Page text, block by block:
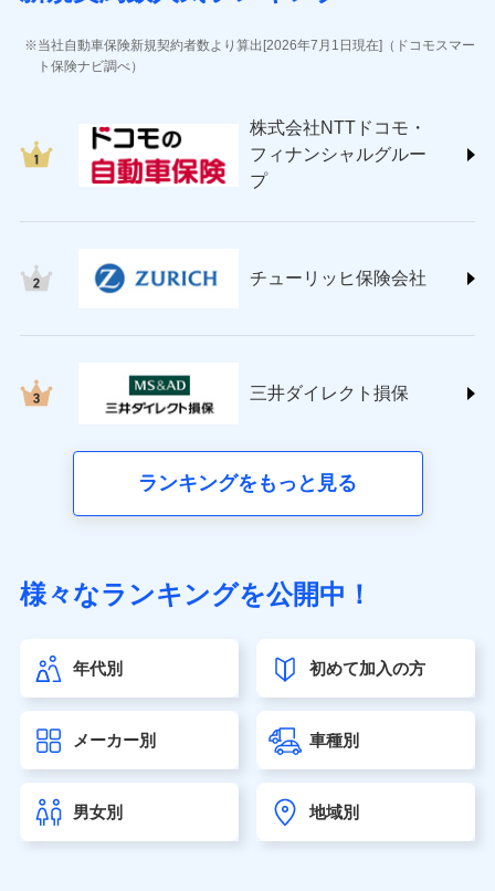
ソニー損害保険株式会社
(https://www.sonysonpo.co.jp/)
ＳＯＭＰＯダイレクト損害保険株式会社
(https://www.sompo-direct.co.jp/)
チューリッヒ保険会社 (https://www.zurich.co.jp/)
(https://www.nisshinfire.co.jp/)
(https://www.petfamilyins.co.jp/)
ins.com/)
三井ダイレクト損害保険株式会社
（https://www.sonylife.co.jp）
第一ネオ生命保険株式会社（https://neofirst.co.jp/）
大樹生命保険株式会社（https://www.taiju-life.co.jp）
seimei.co.jp）
チューリッヒ生命保険株式会社
東京海上日動あんしん生命保険株式会社
（https://www.tmn-anshin.co.jp/）
当社自動車保険新規契約者数より算出[2026年7月1日現在]（ドコモスマー
ト保険ナビ調べ）
株式会社NTTドコモ・
フィナンシャルグルー
プ
チューリッヒ保険会社
三井ダイレクト損保
ランキングをもっと見る
様々なランキングを公開中！
年代別 初めて加入の方
メーカー別 車種別
男女別 地域別